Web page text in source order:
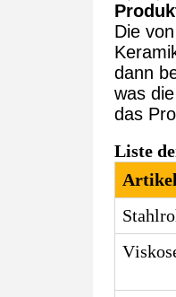
Die
dann
was
das
Liste
Artikel